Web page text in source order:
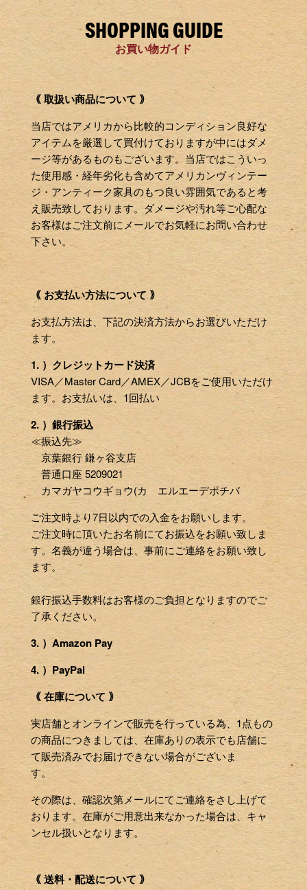
SHOPPING GUIDE
お買い物ガイド
｟ 取扱い商品について ｠
当店ではアメリカから比較的コンディション良好な
アイテムを厳選して買付けておりますが中にはダメ
ージ等があるものもございます。当店ではこういっ
た使用感・経年劣化も含めてアメリカンヴィンテー
ジ・アンティーク家具のもつ良い雰囲気であると考
え販売致しております。ダメージや汚れ等ご心配な
お客様はご注文前にメールでお気軽にお問い合わせ
下さい。
｟ お支払い方法について ｠
お支払方法は、下記の決済方法からお選びいただけ
ます。
1. ）クレジットカード決済
VISA／Master Card／AMEX／JCBをご使用いただけ
ます。お支払いは、1回払い
2. ）銀行振込
≪振込先≫
京葉銀行 鎌ヶ谷支店
普通口座 5209021
カマガヤコウギョウ(カ エルエーデポチバ
ご注文時より7日以内での入金をお願いします。
ご注文時に頂いたお名前にてお振込をお願い致しま
す。名義が違う場合は、事前にご連絡をお願い致し
ます。
銀行振込手数料はお客様のご負担となりますのでご
了承ください。
3. ）Amazon Pay
4. ）PayPal
｟ 在庫について ｠
実店舗とオンラインで販売を行っている為、1点もの
の商品につきましては、在庫ありの表示でも店舗に
て販売済みでお届けできない場合がございま
す。
その際は、確認次第メールにてご連絡をさし上げて
おります。在庫がご用意出来なかった場合は、キャ
ンセル扱いとなります。
｟ 送料・配送について ｠